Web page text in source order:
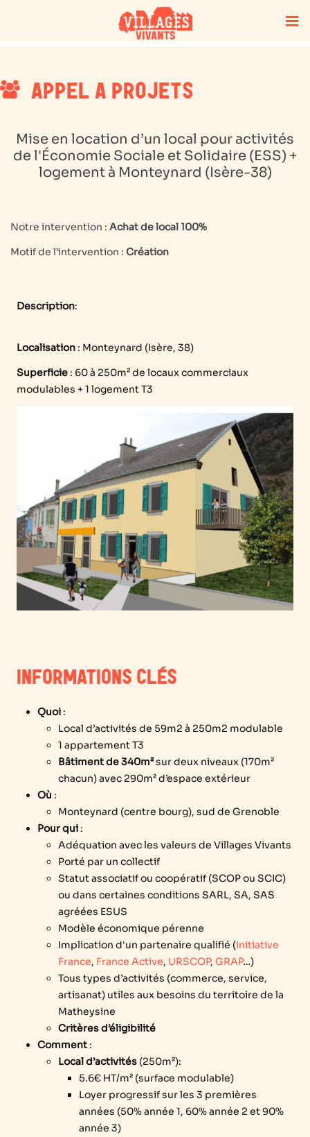
APPEL A PROJETS
Mise en location d’un local pour activités
de l'Économie Sociale et Solidaire (ESS) +
logement à Monteynard (Isère-38)
Notre intervention : Achat de local 100%
Motif de l’intervention : Création
Description:
Localisation : Monteynard (Isère, 38)
Superficie : 60 à 250m² de locaux commerciaux
modulables + 1 logement T3
INFORMATIONS CLÉS
Quoi :
Local d’activités de 59m2 à 250m2 modulable
1 appartement T3
Bâtiment de 340m²sur deux niveaux (170m²
chacun) avec 290m² d’espace extérieur
Où :
Monteynard (centre bourg), sud de Grenoble
Pour qui :
Adéquation avec les valeurs de Villages Vivants
Porté par un collectif
Statut associatif ou coopératif (SCOP ou SCIC)
ou dans certaines conditions SARL, SA, SAS
agréées ESUS
Modèle économique pérenne
Implication d'un partenaire qualifié (Initiative
France, France Active, URSCOP, GRAP…)
Tous types d’activités (commerce, service,
artisanat) utiles aux besoins du territoire de la
Matheysine
Critères d’éligibilité
Comment :
Local d’activités (250m²):
5.6€ HT/m² (surface modulable)
Loyer progressif sur les 3 premières
années (50% année 1, 60% année 2 et 90%
année 3)